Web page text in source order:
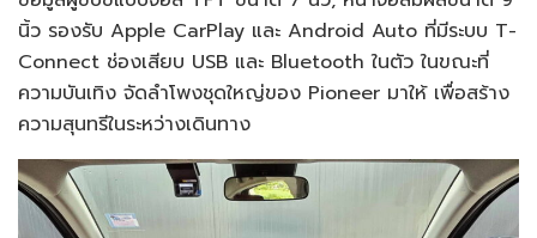
นิ้ว รองรับ Apple CarPlay และ Android Auto ที่มีระบบ T-
Connect ช่องเสียบ USB และ Bluetooth ในตัว ในขณะที่
ความบันเทิง จัดลำโพงชุดใหญ่ของ Pioneer มาให้ เพื่อสร้าง
ความสุนทรีในระหว่างเดินทาง